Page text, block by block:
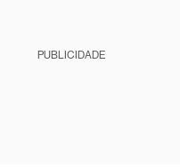
PUBLICIDADE